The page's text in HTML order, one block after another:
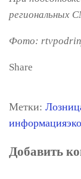
региональных
Фото:
Share
Метки:
информация
Добавить